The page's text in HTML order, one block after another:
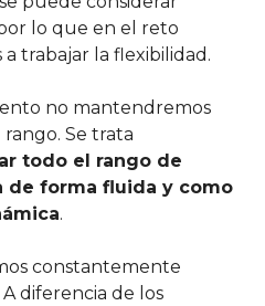
lo que en el reto
trabajar la flexibilidad.
no mantendremos
Se trata
todo el rango de
de forma fluida y como
.
constantemente
diferencia de los